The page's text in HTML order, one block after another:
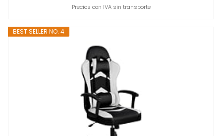
Precios con IVA sin transporte
BEST SELLER NO. 4